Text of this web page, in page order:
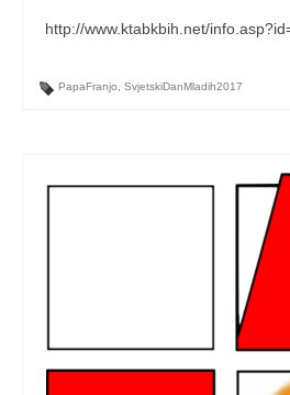
http://www.ktabkbih.net/
PapaFranjo SvjetskiDanMladih2017